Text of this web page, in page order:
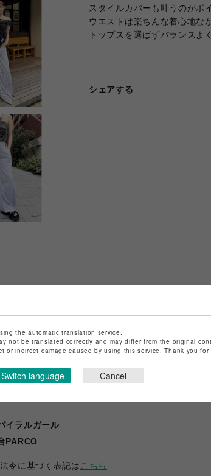
スタイルカバーも叶うのがポ
ウエストは楽ちんな着心地な
トップスを選ばずバランスよ
シェアする
イラルガール
PARCO
令に基づく表記は こちら
the automatic translation service.
not be translated correctly and may differ from the original
indirect damage caused by using this service. Thank you
Switch language Cancel